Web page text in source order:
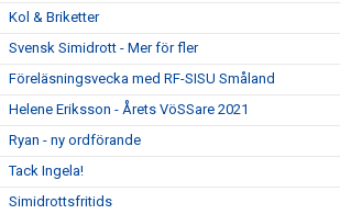
Kol & Briketter
Svensk Simidrott - Mer för fler
Föreläsningsvecka med RF-SISU Småland
Helene Eriksson - Årets VöSSare 2021
Ryan - ny ordförande
Tack Ingela!
Simidrottsfritids